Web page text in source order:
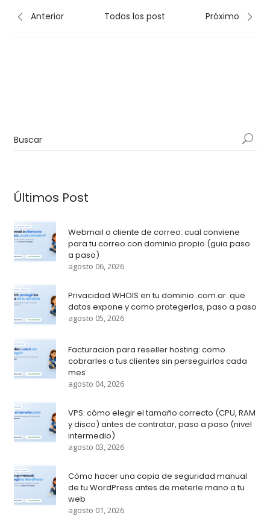
Anterior Todos los post Próximo
Últimos Post
Webmail o cliente de correo: cual conviene
para tu correo con dominio propio (guia paso
a paso)
agosto 06, 2026
Privacidad WHOIS en tu dominio .com.ar: que
datos expone y como protegerlos, paso a paso
agosto 05, 2026
Facturacion para reseller hosting: como
cobrarles a tus clientes sin perseguirlos cada
mes
agosto 04, 2026
VPS: cómo elegir el tamaño correcto (CPU, RAM
y disco) antes de contratar, paso a paso (nivel
intermedio)
agosto 03, 2026
Cómo hacer una copia de seguridad manual
de tu WordPress antes de meterle mano a tu
web
agosto 01, 2026